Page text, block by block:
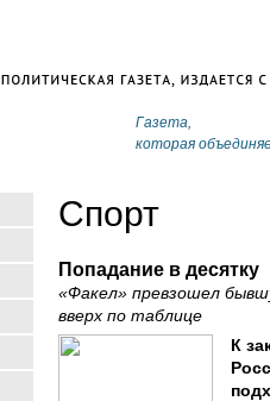
Газета,
которая
Спорт
Попадание в десятку
«Факел» превзошел
вверх по таблице
К